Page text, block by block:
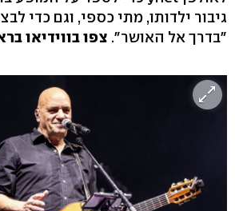
גיבור ילדותו, מתי כספי, וגם כדי
"בדרך אל האושר". צפו בווידיאו